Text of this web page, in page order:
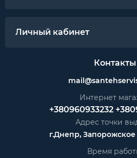
Личный кабинет
Контакты
Интернет
+380960933232
Адрес точки
г.Днепр, Запорожское
Время